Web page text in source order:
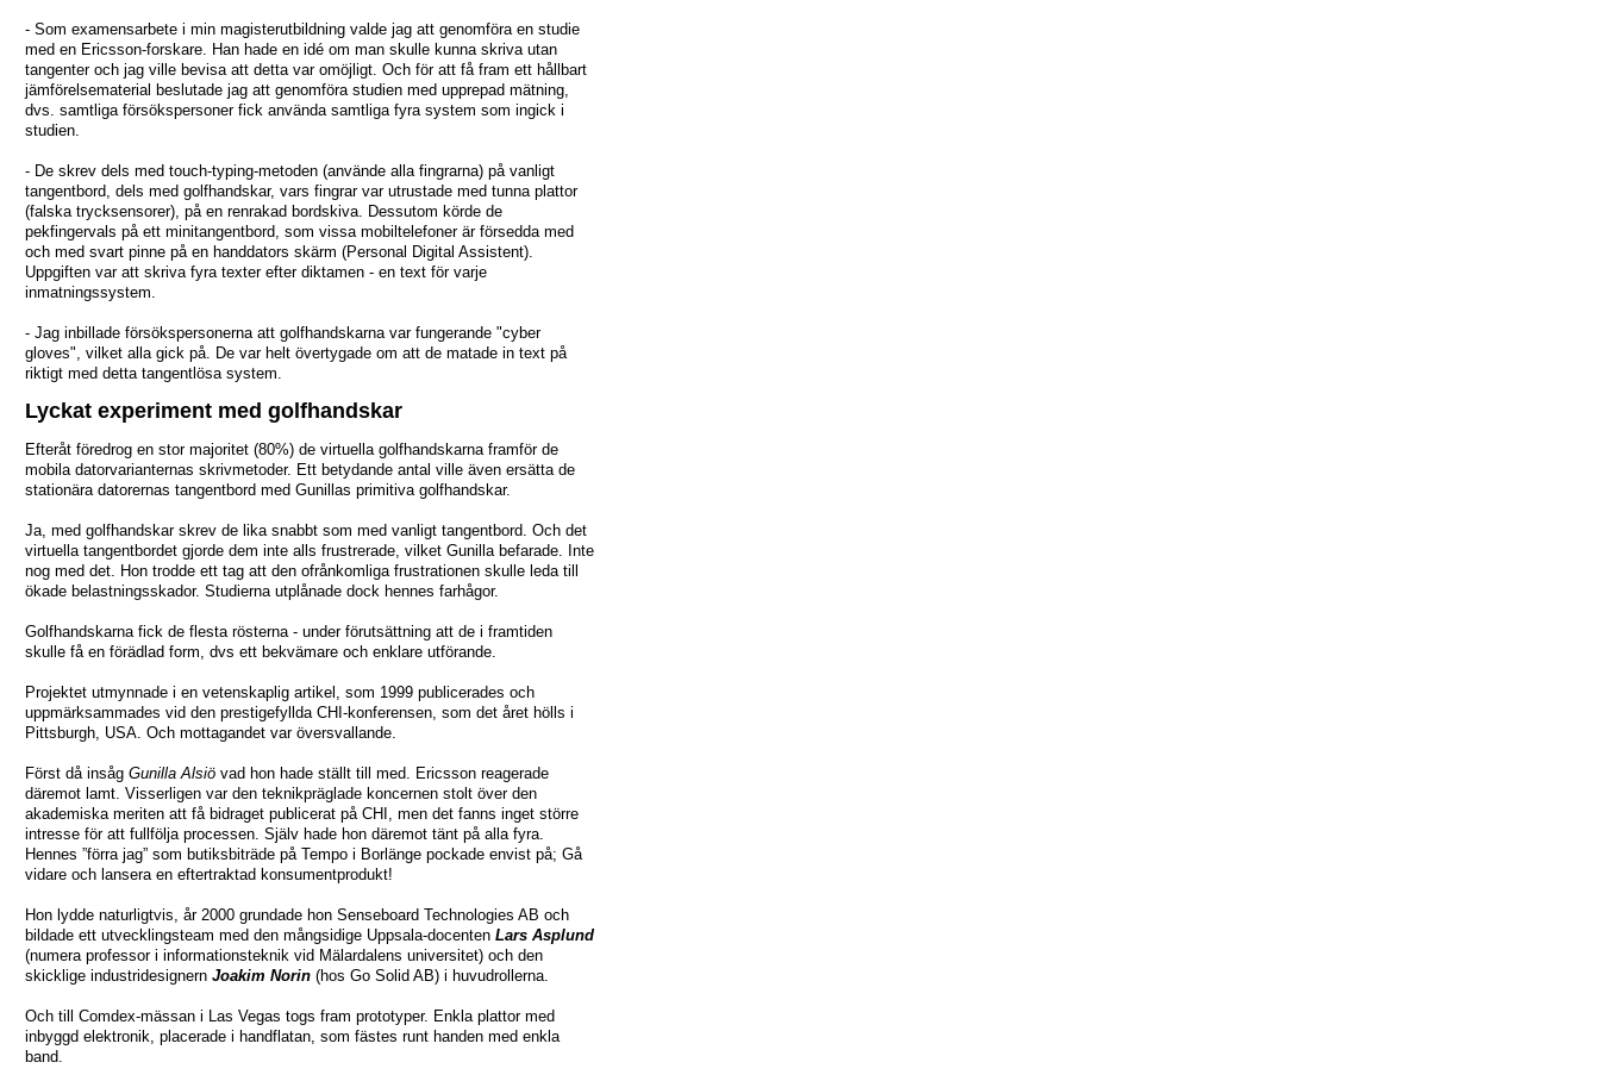
- Som examensarbete i min magisterutbildning valde jag att genomföra en studie
med en Ericsson-forskare. Han hade en idé om man skulle kunna skriva utan
tangenter och jag ville bevisa att detta var omöjligt. Och för att få fram ett hållbart
jämförelsematerial beslutade jag att genomföra studien med upprepad mätning,
dvs. samtliga försökspersoner fick använda samtliga fyra system som ingick i
studien.
- De skrev dels med touch-typing-metoden (använde alla fingrarna) på vanligt
tangentbord, dels med golfhandskar, vars fingrar var utrustade med tunna plattor
(falska trycksensorer), på en renrakad bordskiva. Dessutom körde de
pekfingervals på ett minitangentbord, som vissa mobiltelefoner är försedda med
och med svart pinne på en handdators skärm (Personal Digital Assistent).
Uppgiften var att skriva fyra texter efter diktamen - en text för varje
inmatningssystem.
- Jag inbillade försökspersonerna att golfhandskarna var fungerande "cyber
gloves", vilket alla gick på. De var helt övertygade om att de matade in text på
riktigt med detta tangentlösa system.
Lyckat experiment med golfhandskar
Efteråt föredrog en stor majoritet (80%) de virtuella golfhandskarna framför de
mobila datorvarianternas skrivmetoder. Ett betydande antal ville även ersätta de
stationära datorernas tangentbord med Gunillas primitiva golfhandskar.
Ja, med golfhandskar skrev de lika snabbt som med vanligt tangentbord. Och det
virtuella tangentbordet gjorde dem inte alls frustrerade, vilket Gunilla befarade. Inte
nog med det. Hon trodde ett tag att den ofrånkomliga frustrationen skulle leda till
ökade belastningsskador. Studierna utplånade dock hennes farhågor.
Golfhandskarna fick de flesta rösterna - under förutsättning att de i framtiden
skulle få en förädlad form, dvs ett bekvämare och enklare utförande.
Projektet utmynnade i en vetenskaplig artikel, som 1999 publicerades och
uppmärksammades vid den prestigefyllda CHI-konferensen, som det året hölls i
Pittsburgh, USA. Och mottagandet var översvallande.
Först då insåg Gunilla Alsiö vad hon hade ställt till med. Ericsson reagerade
däremot lamt. Visserligen var den teknikpräglade koncernen stolt över den
akademiska meriten att få bidraget publicerat på CHI, men det fanns inget större
intresse för att fullfölja processen. Själv hade hon däremot tänt på alla fyra.
Hennes ”förra jag” som butiksbiträde på Tempo i Borlänge pockade envist på; Gå
vidare och lansera en eftertraktad konsumentprodukt!
Hon lydde naturligtvis, år 2000 grundade hon Senseboard Technologies AB och
bildade ett utvecklingsteam med den mångsidige Uppsala-docenten Lars Asplund
(numera professor i informationsteknik vid Mälardalens universitet) och den
skicklige industridesignern Joakim Norin (hos Go Solid AB) i huvudrollerna.
Och till Comdex-mässan i Las Vegas togs fram prototyper. Enkla plattor med
inbyggd elektronik, placerade i handflatan, som fästes runt handen med enkla
band.